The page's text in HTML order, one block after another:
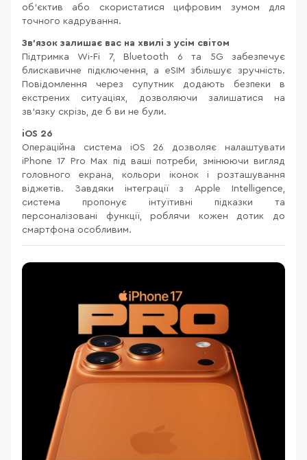
об’єктив або скористатися цифровим зумом для
точного кадрування.
Зв'язок залишає вас на хвилі з усім світом
Підтримка Wi-Fi 7, Bluetooth 6 та 5G забезпечує
блискавичне підключення, а eSIM збільшує зручність.
Повідомлення через супутник додають безпеки в
екстрених ситуаціях, дозволяючи залишатися на
зв'язку скрізь, де б ви не були.
iOS 26
Операційна система iOS 26 дозволяє налаштувати
iPhone 17 Pro Max під ваші потреби, змінюючи вигляд
головного екрана, кольори іконок і розташування
віджетів. Завдяки інтеграції з Apple Intelligence,
система пропонує інтуїтивні підказки та
персоналізовані функції, роблячи кожен дотик до
смартфона особливим.